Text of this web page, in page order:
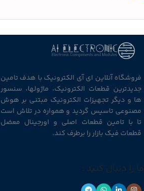
فروشگاه آنلاین ای آی الکترونیک با هدف تامین
جدیدترین قطعات الکترونیک، ماژولها، سنسور
ها و دیگر تجهیزات الکترونیک مبتنی بر هوش
مصنوعی تاسیس گردید و همواره در تلاش است
تا با تامین قطعات اصلی و اورجینال معضل
قطعات فیک بازار را برطرف کند.
ما را دنبال کنید :